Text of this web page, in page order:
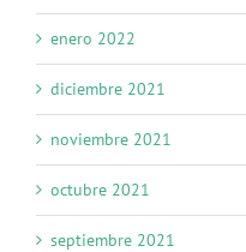
enero 2022
diciembre 2021
noviembre 2021
octubre 2021
septiembre 2021